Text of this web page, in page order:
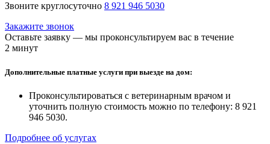
Звоните круглосуточно 8 921 946 5030
Закажите звонок
Оставьте заявку — мы проконсультируем вас в течение
2 минут
Дополнительные платные услуги при выезде на дом:
Проконсультироваться с ветеринарным врачом и
уточнить полную стоимость можно по телефону: 8 921
946 5030.
Подробнее об услугах